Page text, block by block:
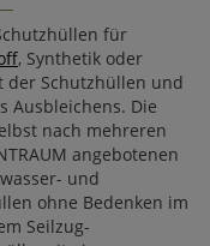
für
, Synthetik oder
der Schutzhüllen und
Ausbleichens. Die
nach mehreren
angebotenen
und
ohne Bedenken im
Seilzug-